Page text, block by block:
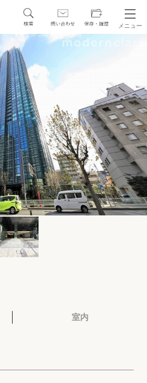
メニュー
SEARCH
駅・路線から探す
室内